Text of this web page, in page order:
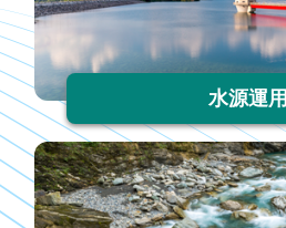
宣
告
隱
私
權
保
護
水源運用